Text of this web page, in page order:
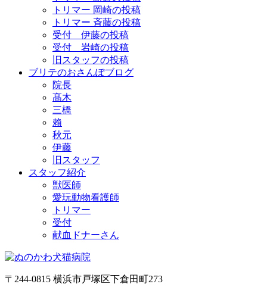
トリマー 岡崎の投稿
トリマー 斉藤の投稿
受付 伊藤の投稿
受付 岩崎の投稿
旧スタッフの投稿
ブリテのおさんぽブログ
院長
髙木
三橋
賴
秋元
伊藤
旧スタッフ
スタッフ紹介
獣医師
愛玩動物看護師
トリマー
受付
献血ドナーさん
〒244-0815 横浜市戸塚区下倉田町273